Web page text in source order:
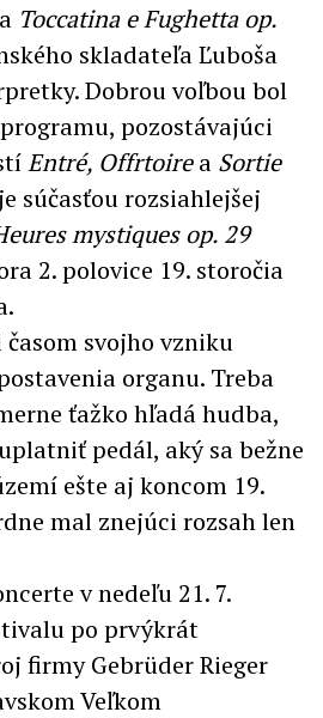
Toccatina e Fughetta op.
skladateľa Ľuboša
Dobrou voľbou bol
pozostávajúci
Entré, Offrtoirea Sortie
súčasťou rozsiahlejšej
mystiques op. 29
2. polovice 19. storočia
svojho vzniku
organu. Treba
ťažko hľadá hudba,
pedál, aký sa bežne
ešte aj koncom 19.
mal znejúci rozsah len
v nedeľu 21. 7.
po prvýkrát
firmy Gebrüder Rieger
Veľkom